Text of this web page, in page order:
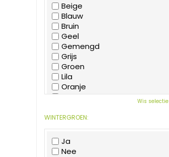
Beige
Blauw
Bruin
Geel
Gemengd
Grijs
Groen
Lila
Oranje
Paars
Roze
Wit
Zwart
Wis selectie
WINTERGROEN:
Ja
Nee